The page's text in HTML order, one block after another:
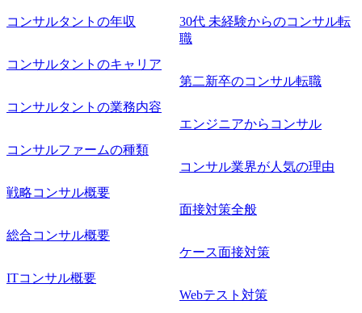
コンサルタントの年収
コンサルタントのキャリア
コンサルタントの業務内容
コンサルファームの種類
戦略コンサル概要
総合コンサル概要
ITコンサル概要
30代 未経験からのコンサル転
職
第二新卒のコンサル転職
エンジニアからコンサル
コンサル業界が人気の理由
面接対策全般
ケース面接対策
Webテスト対策